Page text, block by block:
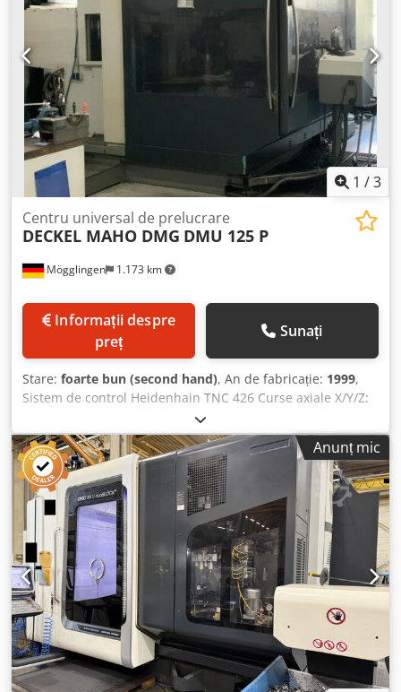
1 /3
Mögglingen 1.173 km
Centru universal de prelucrare
DECKEL MAHO DMG DMU 125 P
preț
Sunați
Stare: foarte bun (second hand), An de fabricație: 1999,
Sistem de control Heidenhain TNC 426 Curse axiale X/Y/Z:
1250 x 880 x 800 mm Viteza de rotație: 8.000 min-1
Magazie pentru scule cu 60 de poziții, sistem SK 50 Cap de
frezare universal +0° / -90° Masă rotativă CNC 1250 x 1000
mm Cedpozqv A Tofx Am Hjha Transportor de așchii Sondă
de măsurare
Anunț mic